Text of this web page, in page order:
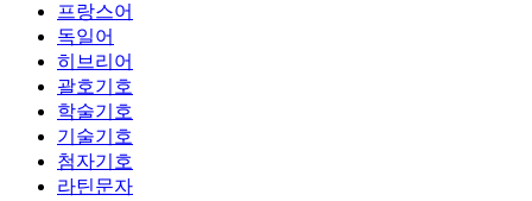
프랑스어
독일어
히브리어
괄호기호
학술기호
기술기호
첨자기호
라틴문자